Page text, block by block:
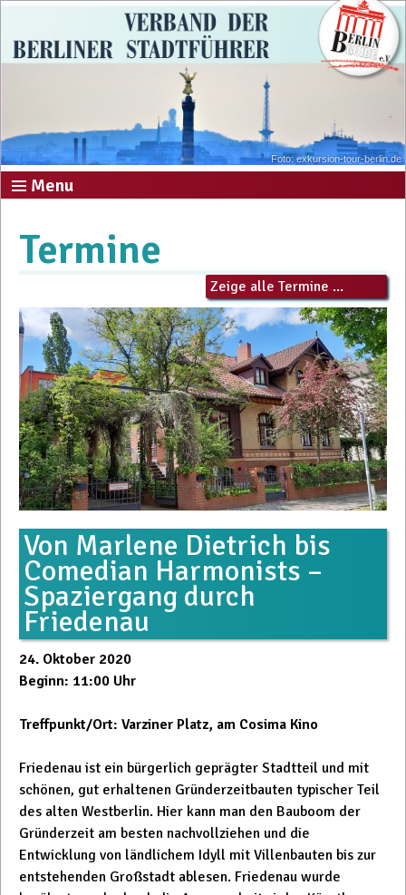
Foto: exkursion-tour-berlin.de
Menu
Termine
Zeige alle Termine ...
Von Marlene Dietrich bis
Comedian Harmonists –
Spaziergang durch
Friedenau
24. Oktober 2020
Beginn: 11:00 Uhr
Treffpunkt/Ort: Varziner Platz, am Cosima Kino
Friedenau ist ein bürgerlich geprägter Stadtteil und mit
schönen, gut erhaltenen Gründerzeitbauten typischer Teil
des alten Westberlin. Hier kann man den Bauboom der
Gründerzeit am besten nachvollziehen und die
Entwicklung von ländlichem Idyll mit Villenbauten bis zur
entstehenden Großstadt ablesen. Friedenau wurde